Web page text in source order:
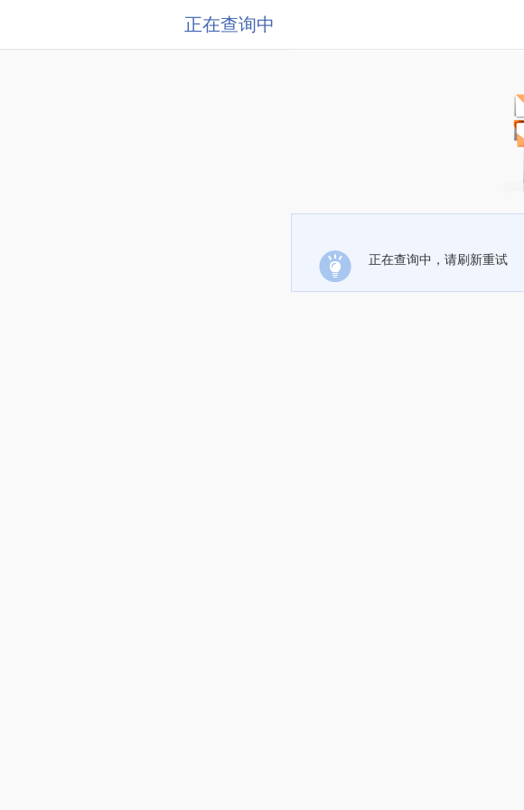
正在查询中
正在查询中，请刷新重试